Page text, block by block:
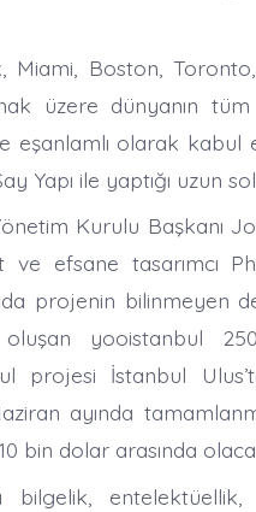
Miami, Boston,
üzere dünyanın
eşanlamlı olarak
Yapı ile yaptığı uzun
Kurulu Başkanı
ve efsane tasarımcı
projenin bilinmeyen
yooistanbul
projesi İstanbul
ayında
bin dolar arasında
bilgelik,